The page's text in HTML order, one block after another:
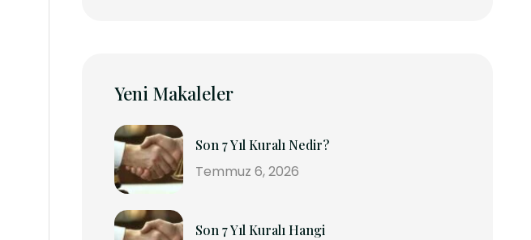
Yeni Makaleler
Son 7 Yıl Kuralı Nedir?
Temmuz 6, 2026
Son 7 Yıl Kuralı Hangi